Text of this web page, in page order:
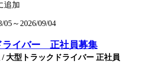
追加
05～2026/09/04
ライバー 正社員募集
大型トラックドライバー 正社員